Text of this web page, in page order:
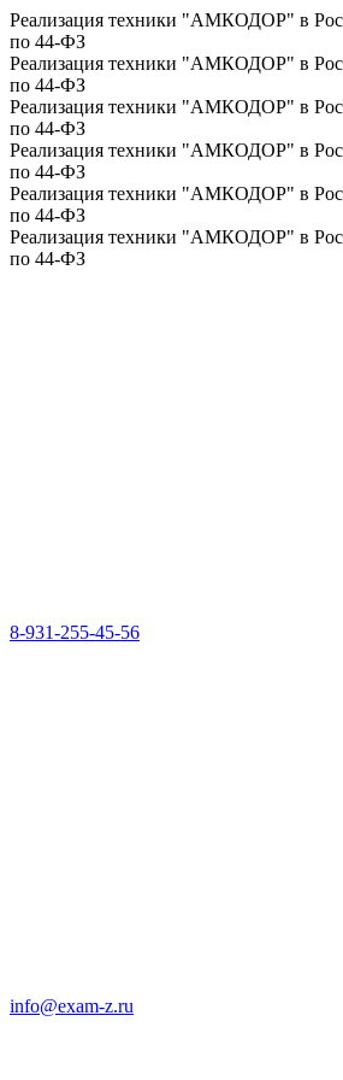
Реализация техники "АМКОДОР" в
по 44-ФЗ
Реализация техники "АМКОДОР" в
по 44-ФЗ
Реализация техники "АМКОДОР" в
по 44-ФЗ
Реализация техники "АМКОДОР" в
по 44-ФЗ
Реализация техники "АМКОДОР" в
по 44-ФЗ
Реализация техники "АМКОДОР" в
по 44-ФЗ
8-931-255-45-56
info@exam-z.ru